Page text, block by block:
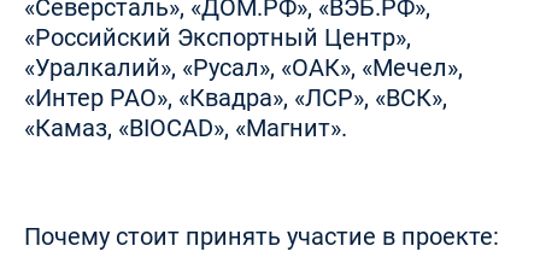
«Северсталь», «ДОМ.РФ», «ВЭБ.РФ»,
«Российский Экспортный Центр»,
«Уралкалий», «Русал», «ОАК», «Мечел»,
«Интер РАО», «Квадра», «ЛСР», «ВСК»,
«Камаз, «BIOCAD», «Магнит».
Почему стоит принять участие в проекте: